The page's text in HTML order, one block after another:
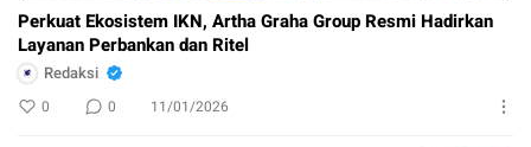
Perkuat Ekosistem IKN, Artha Graha Group Resmi Hadirkan
Layanan Perbankan dan Ritel
Redaksi
0 0 11/01/2026